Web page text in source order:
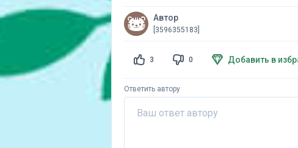
Автор
[3596355183]
3 0 Добавить в
Ответить автору